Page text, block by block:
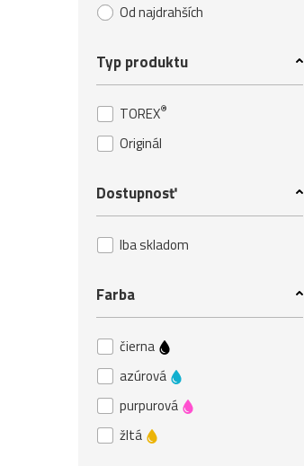
Od najdrahších
Typ produktu
TOREX®
Originál
Dostupnosť
Iba skladom
Farba
čierna
azúrová
purpurová
žltá